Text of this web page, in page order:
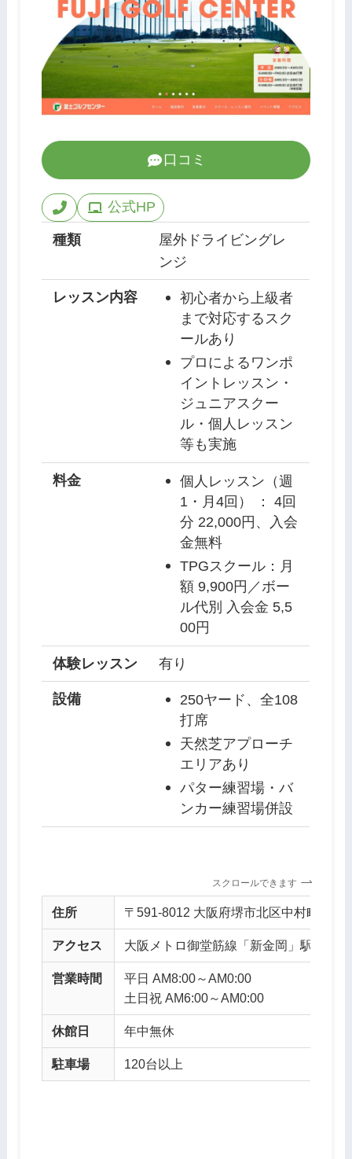
口コミ
公式HP
種類
屋外ドライビングレ
ンジ
レッスン内容
初心者から上級者
まで対応するスク
ールあり
プロによるワンポ
イントレッスン・
ジュニアスクー
ル・個人レッスン
等も実施
料金
個人レッスン（週
1・月4回） ： 4回
分 22,000円、入会
金無料
TPGスクール：月
額 9,900円／ボー
ル代別 入会金 5,5
00円
体験レッスン 有り
設備
250ヤード、全108
打席
天然芝アプローチ
エリアあり
パター練習場・バ
ンカー練習場併設
スクロールできます
住所 〒591-8012 大阪府堺市北区中村町１０
アクセス 大阪メトロ御堂筋線「新金岡」駅より
営業時間
平日 AM8:00～AM0:00
土日祝 AM6:00～AM0:00
休館日 年中無休
駐車場 120台以上